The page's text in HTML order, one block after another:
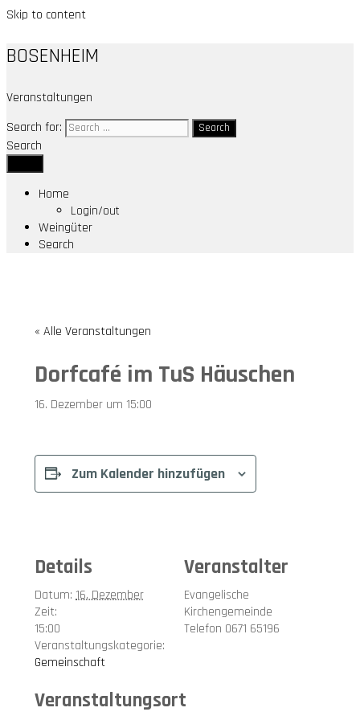
Skip to content
BOSENHEIM
Veranstaltungen
Search for:
Search
Home
Login/out
Weingüter
Search
« Alle Veranstaltungen
Dorfcafé im TuS Häuschen
16. Dezember um 15:00
Zum Kalender hinzufügen
Details
Datum: 16. Dezember
Zeit:
15:00
Veranstaltungskategorie:
Gemeinschaft
Veranstaltungsort
Veranstalter
Evangelische
Kirchengemeinde
Telefon 0671 65196